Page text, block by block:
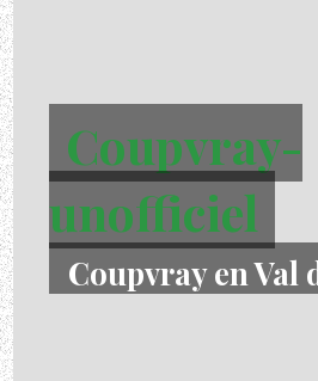
Coupvray-
unofficiel
Coupvray en Val